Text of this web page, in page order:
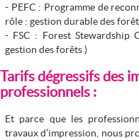
- PEFC : Programme de
rôle : gestion durable des
- FSC : Forest Stewardship
gestion des forêts )
Tarifs dégressifs des
professionnels :
Et parce que les
travaux d’impression, nous